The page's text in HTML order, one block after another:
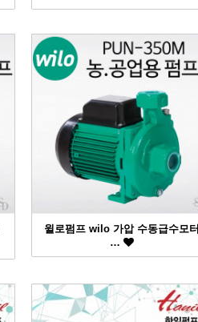
윌로펌프 wilo 가압 수동급수모터
…